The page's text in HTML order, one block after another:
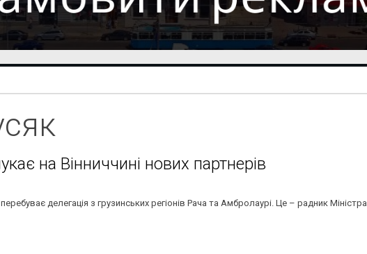
на Вінниччині нових партнерів
делегація з грузинських регіонів Рача та Амбролаурі. Це – радник Міністра